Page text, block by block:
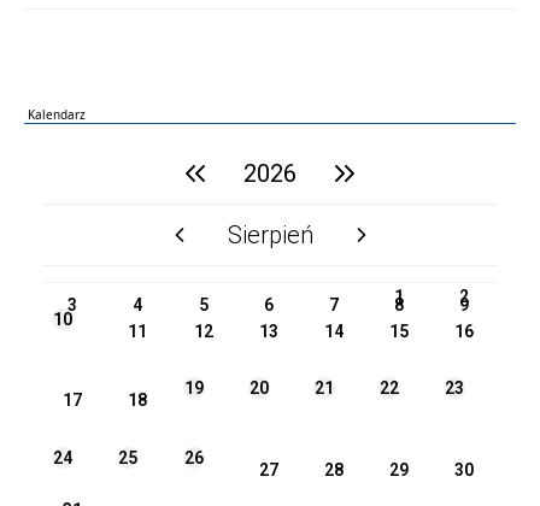
Kalendarz
poprzedni rok2026 następny rok
poprzedni miesiącSierpień następny miesiąc
1 2
3 4 5 6 7 8 9
10
11 12 13 14 15 16
17 18
19 20 21 22 23
24 25 26
27 28 29 30